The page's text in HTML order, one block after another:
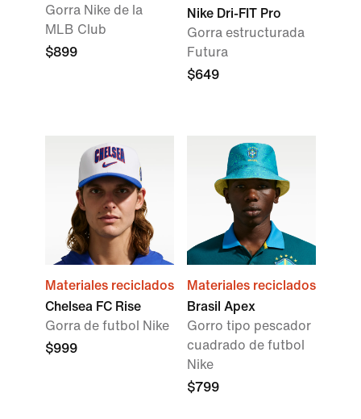
Gorra Nike de la
MLB Club
$899
Nike Dri-FIT Pro
Gorra estructurada
Futura
$649
Materiales reciclados
Chelsea FC Rise
Gorra de futbol Nike
$999
Materiales reciclados
Brasil Apex
Gorro tipo pescador
cuadrado de futbol
Nike
$799